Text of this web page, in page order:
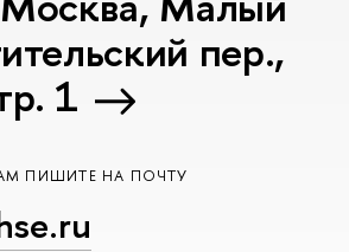
пер.,
1
ПИШИТЕ НА ПОЧТУ